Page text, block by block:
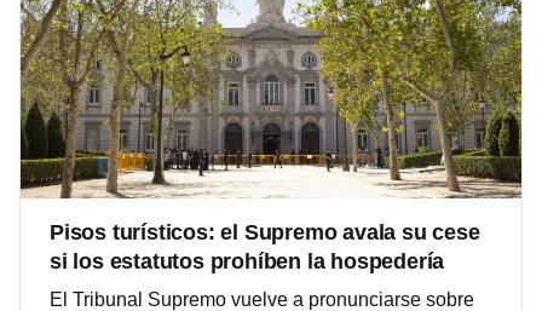
Pisos turísticos: el Supremo avala su cese
si los estatutos prohíben la hospedería
El Tribunal Supremo vuelve a pronunciarse sobre